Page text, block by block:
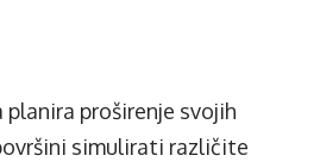
proširenje svojih
simulirati različite